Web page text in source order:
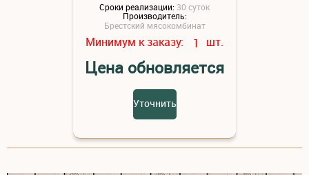
Сроки реализации: 30 суток
Производитель:
Брестский мясокомбинат
Минимум к заказу: 1 шт.
Цена обновляется
Уточнить